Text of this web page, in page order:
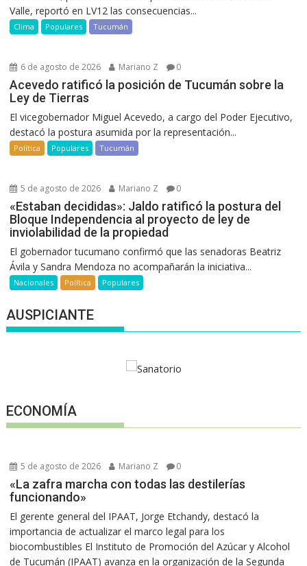
Valle, reportó en LV12 las consecuencias...
Clima Populares Tucumán
6 de agosto de 2026 Mariano Z 0
Acevedo ratificó la posición de Tucumán sobre la
Ley de Tierras
El vicegobernador Miguel Acevedo, a cargo del Poder Ejecutivo,
destacó la postura asumida por la representación...
Política Populares Tucumán
5 de agosto de 2026 Mariano Z 0
«Estaban decididas»: Jaldo ratificó la postura del
Bloque Independencia al proyecto de ley de
inviolabilidad de la propiedad
El gobernador tucumano confirmó que las senadoras Beatriz
Ávila y Sandra Mendoza no acompañarán la iniciativa...
Nacionales Política Populares
AUSPICIANTE
ECONOMÍA
5 de agosto de 2026 Mariano Z 0
«La zafra marcha con todas las destilerías
funcionando»
El gerente general del IPAAT, Jorge Etchandy, destacó la
importancia de actualizar el marco legal para los
biocombustibles El Instituto de Promoción del Azúcar y Alcohol
de Tucumán (IPAAT) avanza en la organización de la Segunda